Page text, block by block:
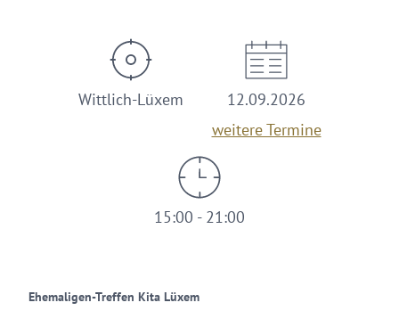
Wittlich-Lüxem
12.09.2026
weitere Termine
15:00 - 21:00
Ehemaligen-Treffen Kita Lüxem